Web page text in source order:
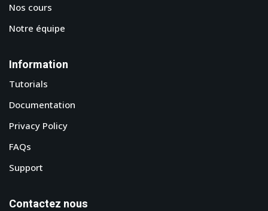
Nos cours
Notre équipe
Information
Tutorials
Documentation
Privacy Policy
FAQs
Support
Contactez nous